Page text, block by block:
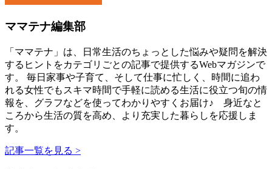
ママテナ編集部
「ママテナ」は、日常生活のちょっとした悩みや疑問を解決
するヒントをカテゴリごとの記事で提供するWebマガジンで
す。 毎日家事や子育て、そして仕事に忙しく、時間に追わ
れる女性でもスキマ時間で手軽に読める生活に役立つ旬の情
報を、グラフなどを使ってわかりやすくお届け♪ 身近なと
ころから生活の質を高め、より充実した暮らしを応援しま
す。
記事一覧を見る >